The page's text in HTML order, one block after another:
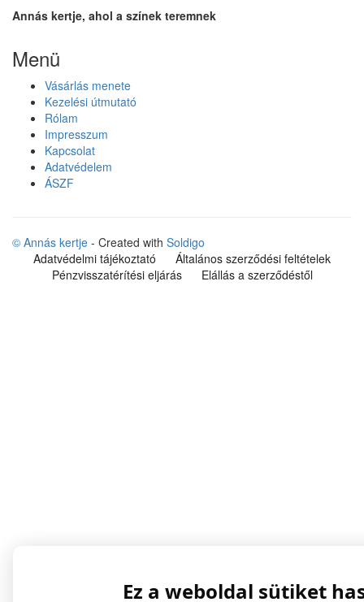
Annás kertje, ahol a színek teremnek
Menü
Vásárlás menete
Kezelési útmutató
Rólam
Impresszum
Kapcsolat
Adatvédelem
ÁSZF
© Annás kertje - Created with Soldigo
Adatvédelmi tájékoztató
Általános szerződési feltételek
Pénzvisszatérítési eljárás
Elállás a szerződéstől
Ez a weboldal sütiket